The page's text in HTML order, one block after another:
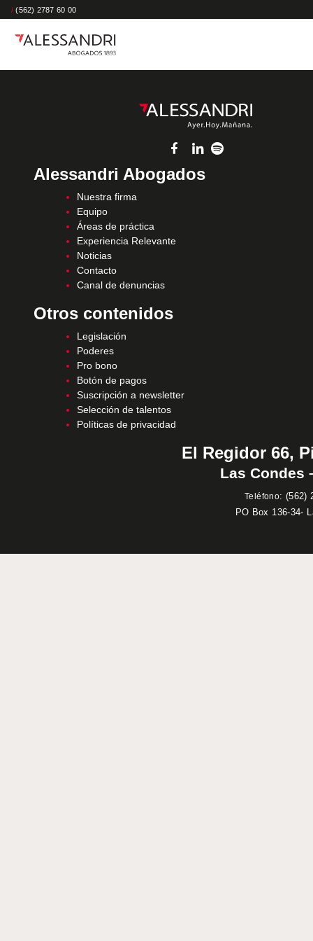
/ (562) 2787 60 00
Alessandri Abogados
Nuestra firma
Equipo
Áreas de práctica
Experiencia Relevante
Noticias
Contacto
Canal de denuncias
Otros contenidos
Legislación
Poderes
Pro bono
Botón de pagos
Suscripción a newsletter
Selección de talentos
Políticas de privacidad
El Regidor 66,
Las Condes
Teléfono: (562)
PO Box 136-34-